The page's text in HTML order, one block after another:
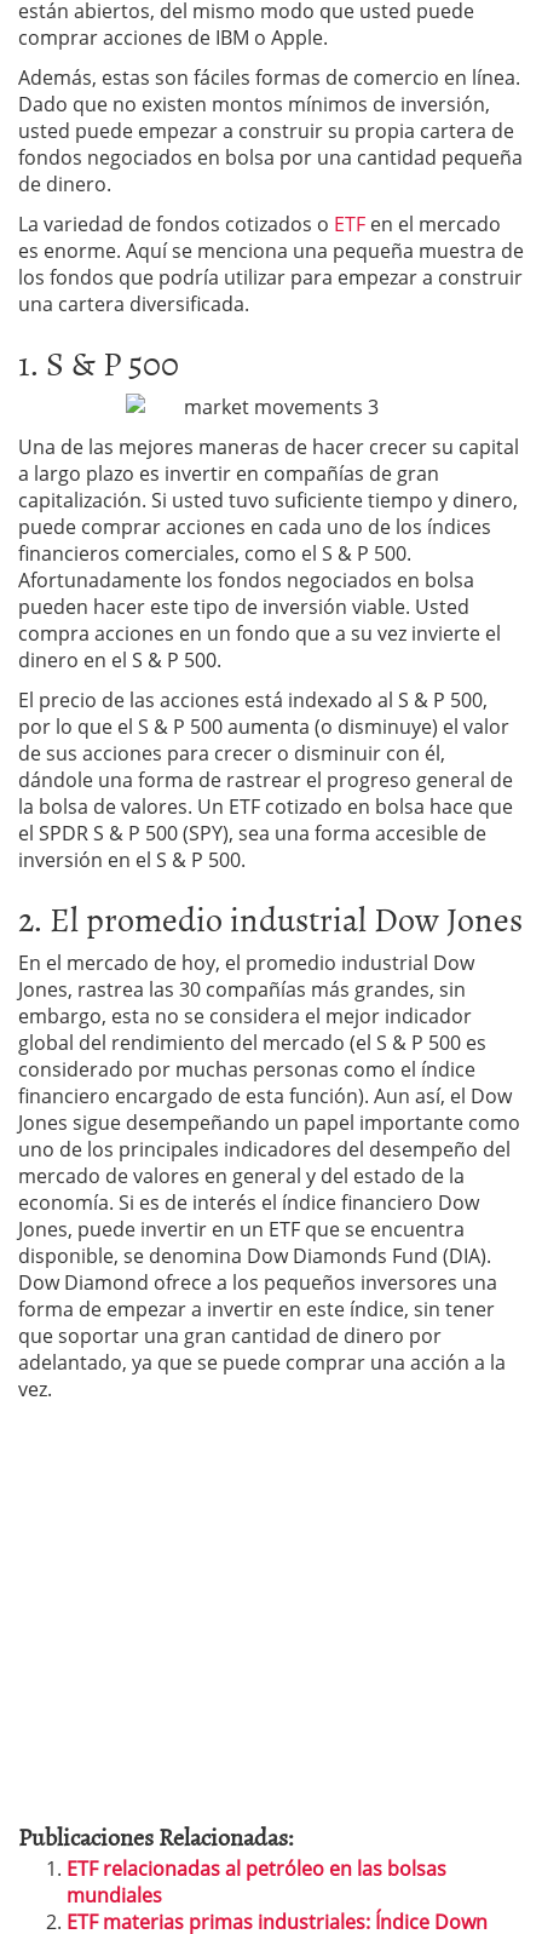
están abiertos, del mismo modo que usted puede
comprar acciones de IBM o Apple.
Además, estas son fáciles formas de comercio en línea.
Dado que no existen montos mínimos de inversión,
usted puede empezar a construir su propia cartera de
fondos negociados en bolsa por una cantidad pequeña
de dinero.
La variedad de fondos cotizados o ETF en el mercado
es enorme. Aquí se menciona una pequeña muestra de
los fondos que podría utilizar para empezar a construir
una cartera diversificada.
1. S & P 500
Una de las mejores maneras de hacer crecer su capital
a largo plazo es invertir en compañías de gran
capitalización. Si usted tuvo suficiente tiempo y dinero,
puede comprar acciones en cada uno de los índices
financieros comerciales, como el S & P 500.
Afortunadamente los fondos negociados en bolsa
pueden hacer este tipo de inversión viable. Usted
compra acciones en un fondo que a su vez invierte el
dinero en el S & P 500.
El precio de las acciones está indexado al S & P 500,
por lo que el S & P 500 aumenta (o disminuye) el valor
de sus acciones para crecer o disminuir con él,
dándole una forma de rastrear el progreso general de
la bolsa de valores. Un ETF cotizado en bolsa hace que
el SPDR S & P 500 (SPY), sea una forma accesible de
inversión en el S & P 500.
2. El promedio industrial Dow Jones
En el mercado de hoy, el promedio industrial Dow
Jones, rastrea las 30 compañías más grandes, sin
embargo, esta no se considera el mejor indicador
global del rendimiento del mercado (el S & P 500 es
considerado por muchas personas como el índice
financiero encargado de esta función). Aun así, el Dow
Jones sigue desempeñando un papel importante como
uno de los principales indicadores del desempeño del
mercado de valores en general y del estado de la
economía. Si es de interés el índice financiero Dow
Jones, puede invertir en un ETF que se encuentra
disponible, se denomina Dow Diamonds Fund (DIA).
Dow Diamond ofrece a los pequeños inversores una
forma de empezar a invertir en este índice, sin tener
que soportar una gran cantidad de dinero por
adelantado, ya que se puede comprar una acción a la
vez.
Publicaciones Relacionadas:
ETF relacionadas al petróleo en las bolsas
mundiales
ETF materias primas industriales: Índice Down